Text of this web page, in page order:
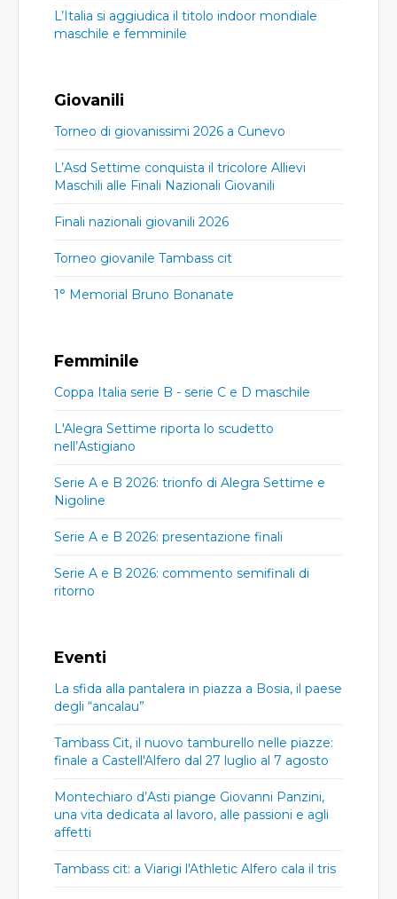
L’Italia si aggiudica il titolo indoor mondiale
maschile e femminile
Giovanili
Torneo di giovanissimi 2026 a Cunevo
L’Asd Settime conquista il tricolore Allievi
Maschili alle Finali Nazionali Giovanili
Finali nazionali giovanili 2026
Torneo giovanile Tambass cit
1° Memorial Bruno Bonanate
Femminile
Coppa Italia serie B - serie C e D maschile
L'Alegra Settime riporta lo scudetto
nell’Astigiano
Serie A e B 2026: trionfo di Alegra Settime e
Nigoline
Serie A e B 2026: presentazione finali
Serie A e B 2026: commento semifinali di
ritorno
Eventi
La sfida alla pantalera in piazza a Bosia, il paese
degli “ancalau”
Tambass Cit, il nuovo tamburello nelle piazze:
finale a Castell'Alfero dal 27 luglio al 7 agosto
Montechiaro d’Asti piange Giovanni Panzini,
una vita dedicata al lavoro, alle passioni e agli
affetti
Tambass cit: a Viarigi l'Athletic Alfero cala il tris